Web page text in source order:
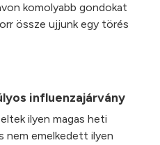
komolyabb gondokat
össze ujjunk egy törés
influenzajárvány
ilyen magas heti
nem emelkedett ilyen